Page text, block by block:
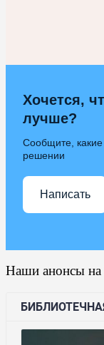
Хочется,
лучше?
Сообщите,
решении
Написать
Наши анонсы